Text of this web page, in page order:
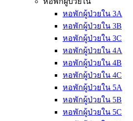
หอพักผู้ป่วยใน 3A
หอพักผู้ป่วยใน 3B
หอพักผู้ป่วยใน 3C
หอพักผู้ป่วยใน 4A
หอพักผู้ป่วยใน 4B
หอพักผู้ป่วยใน 4C
หอพักผู้ป่วยใน 5A
หอพักผู้ป่วยใน 5B
หอพักผู้ป่วยใน 5C